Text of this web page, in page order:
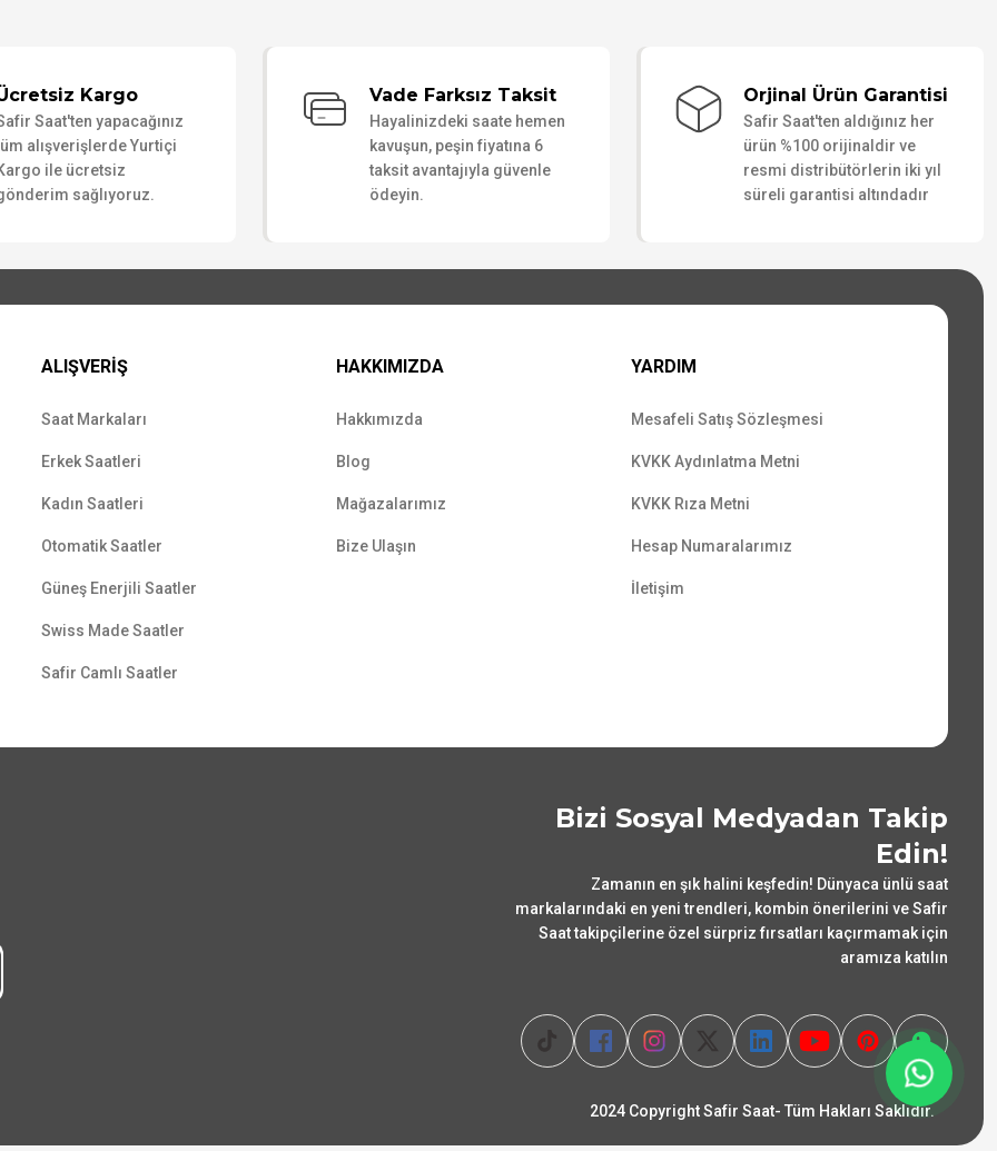
Kargo
Saat'ten yapacağınız
alışverişlerde Yurtiçi
ile ücretsiz
sağlıyoruz.
Vade Farksız Taksit
Hayalinizdeki saate hemen
kavuşun, peşin fiyatına 6
taksit avantajıyla güvenle
ödeyin.
Orjinal Ürün Garantisi
Safir Saat'ten aldığınız her
ürün %100 orijinaldir ve
resmi distribütörlerin iki yıl
süreli garantisi altındadır
ALIŞVERİŞ
Saat Markaları
Erkek Saatleri
Kadın Saatleri
Otomatik Saatler
Güneş Enerjili Saatler
Swiss Made Saatler
Safir Camlı Saatler
HAKKIMIZDA
Hakkımızda
Blog
Mağazalarımız
Bize Ulaşın
YARDIM
Mesafeli Satış Sözleşmesi
KVKK Aydınlatma Metni
KVKK Rıza Metni
Hesap Numaralarımız
İletişim
Bizi Sosyal Medyadan Takip
Edin!
Zamanın en şık halini keşfedin! Dünyaca ünlü saat
markalarındaki en yeni trendleri, kombin önerilerini ve Safir
Saat takipçilerine özel sürpriz fırsatları kaçırmamak için
aramıza katılın
2024 Copyright Safir Saat- Tüm Hakları Saklıdır.